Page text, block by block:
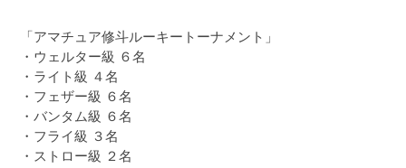
「アマチュア修斗ルーキートーナメント」
・ウェルター級 ６名
・ライト級 ４名
・フェザー級 ６名
・バンタム級 ６名
・フライ級 ３名
・ストロー級 ２名